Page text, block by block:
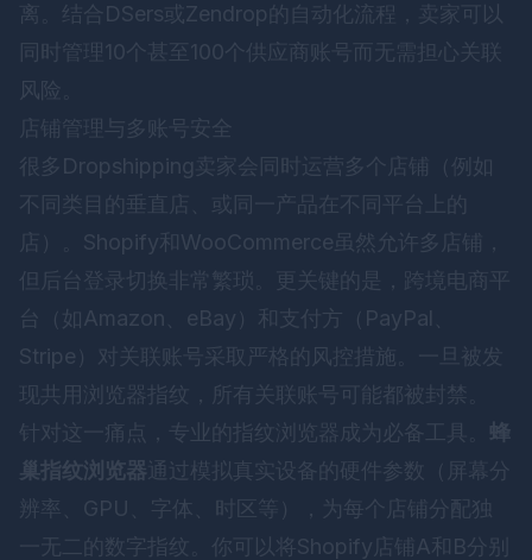
离。结合DSers或Zendrop的自动化流程，卖家可以
同时管理10个甚至100个供应商账号而无需担心关联
风险。
店铺管理与多账号安全
很多Dropshipping卖家会同时运营多个店铺（例如
不同类目的垂直店、或同一产品在不同平台上的
店）。Shopify和WooCommerce虽然允许多店铺，
但后台登录切换非常繁琐。更关键的是，跨境电商平
台（如Amazon、eBay）和支付方（PayPal、
Stripe）对关联账号采取严格的风控措施。一旦被发
现共用浏览器指纹，所有关联账号可能都被封禁。
针对这一痛点，专业的指纹浏览器成为必备工具。 蜂
巢指纹浏览器 通过模拟真实设备的硬件参数（屏幕分
辨率、GPU、字体、时区等），为每个店铺分配独
一无二的数字指纹。你可以将Shopify店铺A和B分别